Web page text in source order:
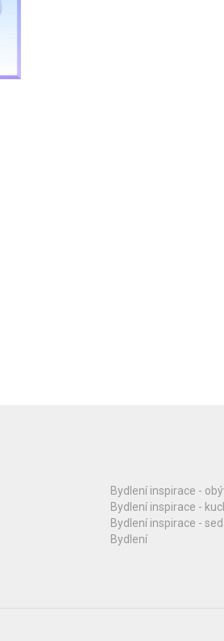
Bydlení inspirace -
Bydlení inspirace -
Bydlení inspirace -
Bydlení